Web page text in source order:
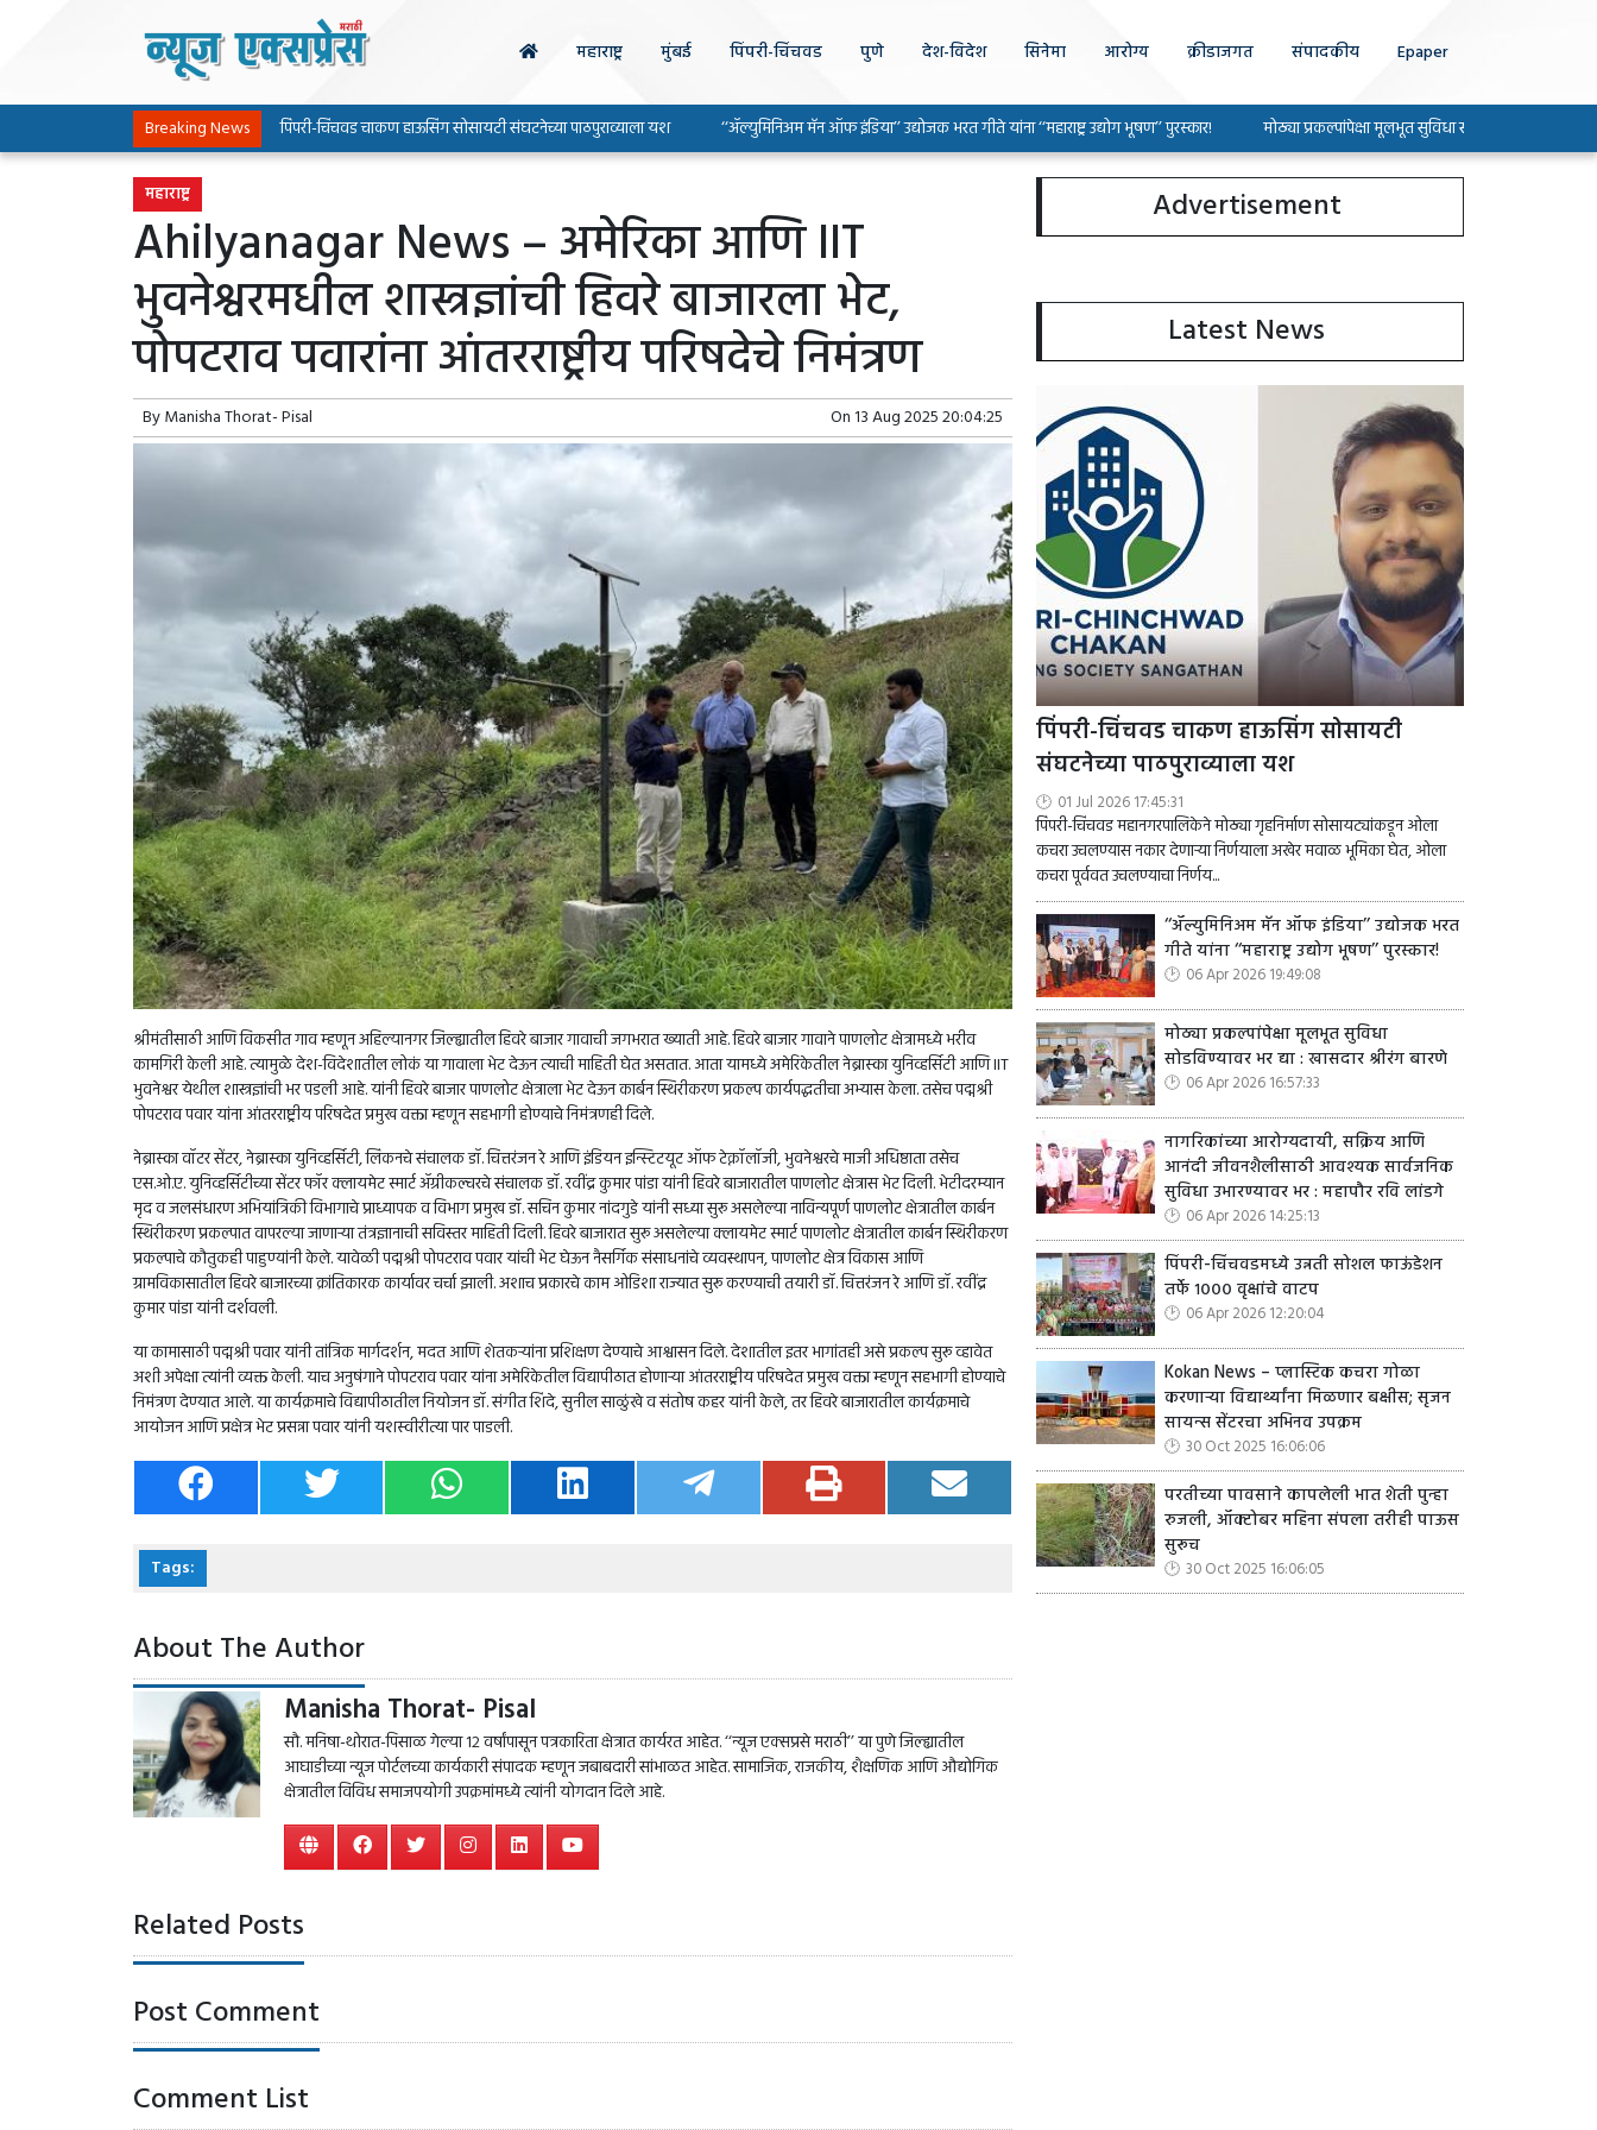
महाराष्ट्र मुंबई पिंपरी-चिंचवड पुणे देश-विदेश सिनेमा आरोग्य क्रीडाजगत संपादकीय Epaper
Breaking Newsपिंपरी-चिंचवड चाकण हाऊसिंग सोसायटी संघटनेच्या पाठपुराव्याला यश ‘‘ॲल्युमिनिअम मॅन ऑफ इंडिया’’ उद्योजक भरत गीते यांना ‘‘महाराष्ट्र उद्योग भूषण’’ पुरस्कार! मोठ्या प्रकल्पांपेक्षा मूलभूत सुविधा सोडविण्यावर भर द्या : खासदार
महाराष्ट्र
Ahilyanagar News – अमेरिका आणि IIT
भुवनेश्वरमधील शास्त्रज्ञांची हिवरे बाजारला भेट,
पोपटराव पवारांना आंतरराष्ट्रीय परिषदेचे निमंत्रण
ByManisha Thorat- Pisal On13 Aug 2025 20:04:25
श्रीमंतीसाठी आणि विकसीत गाव म्हणून अहिल्यानगर जिल्ह्यातील हिवरे बाजार गावाची जगभरात ख्याती आहे. हिवरे बाजार गावाने पाणलोट क्षेत्रामध्ये भरीव
कामगिरी केली आहे. त्यामुळे देश-विदेशातील लोकं या गावाला भेट देऊन त्याची माहिती घेत असतात. आता यामध्ये अमेरिकेतील नेब्रास्का युनिव्हर्सिटी आणि IIT
भुवनेश्वर येथील शास्त्रज्ञांची भर पडली आहे. यांनी हिवरे बाजार पाणलोट क्षेत्राला भेट देऊन कार्बन स्थिरीकरण प्रकल्प कार्यपद्धतीचा अभ्यास केला. तसेच पद्मश्री
पोपटराव पवार यांना आंतरराष्ट्रीय परिषदेत प्रमुख वक्ता म्हणून सहभागी होण्याचे निमंत्रणही दिले.
नेब्रास्का वॉटर सेंटर, नेब्रास्का युनिव्हर्सिटी, लिंकनचे संचालक डॉ. चित्तरंजन रे आणि इंडियन इन्स्टिटयूट ऑफ टेक्नॉलॉजी, भुवनेश्वरचे माजी अधिष्ठाता तसेच
एस.ओ.ए. युनिव्हर्सिटीच्या सेंटर फॉर क्लायमेट स्मार्ट ॲग्रीकल्चरचे संचालक डॉ. रवींद्र कुमार पांडा यांनी हिवरे बाजारातील पाणलोट क्षेत्रास भेट दिली. भेटीदरम्यान
मृद व जलसंधारण अभियांत्रिकी विभागाचे प्राध्यापक व विभाग प्रमुख डॉ. सचिन कुमार नांदगुडे यांनी सध्या सुरू असलेल्या नाविन्यपूर्ण पाणलोट क्षेत्रातील कार्बन
स्थिरीकरण प्रकल्पात वापरल्या जाणाऱ्या तंत्रज्ञानाची सविस्तर माहिती दिली. हिवरे बाजारात सुरू असलेल्या क्लायमेट स्मार्ट पाणलोट क्षेत्रातील कार्बन स्थिरीकरण
प्रकल्पाचे कौतुकही पाहुण्यांनी केले. यावेळी पद्मश्री पोपटराव पवार यांची भेट घेऊन नैसर्गिक संसाधनांचे व्यवस्थापन, पाणलोट क्षेत्र विकास आणि
ग्रामविकासातील हिवरे बाजारच्या क्रांतिकारक कार्यावर चर्चा झाली. अशाच प्रकारचे काम ओडिशा राज्यात सुरू करण्याची तयारी डॉ. चित्तरंजन रे आणि डॉ. रवींद्र
कुमार पांडा यांनी दर्शवली.
या कामासाठी पद्मश्री पवार यांनी तांत्रिक मार्गदर्शन, मदत आणि शेतकऱ्यांना प्रशिक्षण देण्याचे आश्वासन दिले. देशातील इतर भागांतही असे प्रकल्प सुरू व्हावेत
अशी अपेक्षा त्यांनी व्यक्त केली. याच अनुषंगाने पोपटराव पवार यांना अमेरिकेतील विद्यापीठात होणाऱ्या आंतरराष्ट्रीय परिषदेत प्रमुख वक्ता म्हणून सहभागी होण्याचे
निमंत्रण देण्यात आले. या कार्यक्रमाचे विद्यापीठातील नियोजन डॉ. संगीत शिंदे, सुनील साळुंखे व संतोष कहर यांनी केले, तर हिवरे बाजारातील कार्यक्रमाचे
आयोजन आणि प्रक्षेत्र भेट प्रसन्ना पवार यांनी यशस्वीरीत्या पार पाडली.
Tags:
About The Author
Manisha Thorat- Pisal
सौ. मनिषा-थोरात-पिसाळ गेल्या १२ वर्षांपासून पत्रकारिता क्षेत्रात कार्यरत आहेत. ‘‘न्यूज एक्सप्रसे मराठी’’ या पुणे जिल्ह्यातील
आघाडीच्या न्यूज पोर्टलच्या कार्यकारी संपादक म्हणून जबाबदारी सांभाळत आहेत. सामाजिक, राजकीय, शैक्षणिक आणि औद्योगिक
क्षेत्रातील विविध समाजपयोगी उपक्रमांमध्ये त्यांनी योगदान दिले आहे.
Related Posts
Post Comment
Comment List
Advertisement
Latest News
पिंपरी-चिंचवड चाकण हाऊसिंग सोसायटी
संघटनेच्या पाठपुराव्याला यश
01 Jul 2026 17:45:31
पिंपरी-चिंचवड महानगरपालिकेने मोठ्या गृहनिर्माण सोसायट्यांकडून ओला
कचरा उचलण्यास नकार देणाऱ्या निर्णयाला अखेर मवाळ भूमिका घेत, ओला
कचरा पूर्ववत उचलण्याचा निर्णय...
‘‘ॲल्युमिनिअम मॅन ऑफ इंडिया’’ उद्योजक भरत
गीते यांना ‘‘महाराष्ट्र उद्योग भूषण’’ पुरस्कार!
06 Apr 2026 19:49:08
मोठ्या प्रकल्पांपेक्षा मूलभूत सुविधा
सोडविण्यावर भर द्या : खासदार श्रीरंग बारणे
06 Apr 2026 16:57:33
नागरिकांच्या आरोग्यदायी, सक्रिय आणि
आनंदी जीवनशैलीसाठी आवश्यक सार्वजनिक
सुविधा उभारण्यावर भर : महापौर रवि लांडगे
06 Apr 2026 14:25:13
पिंपरी-चिंचवडमध्ये उन्नती सोशल फाऊंडेशन
तर्फे १००० वृक्षांचे वाटप
06 Apr 2026 12:20:04
Kokan News – प्लास्टिक कचरा गोळा
करणाऱ्या विद्यार्थ्यांना मिळणार बक्षीस; सृजन
सायन्स सेंटरचा अभिनव उपक्रम
30 Oct 2025 16:06:06
परतीच्या पावसाने कापलेली भात शेती पुन्हा
रुजली, ऑक्टोबर महिना संपला तरीही पाऊस
सुरूच
30 Oct 2025 16:06:05